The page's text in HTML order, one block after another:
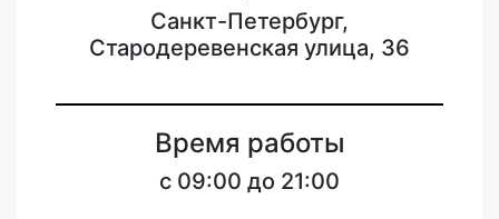
Санкт-Петербург,
Стародеревенская улица, 36
Время работы
c 09:00 до 21:00